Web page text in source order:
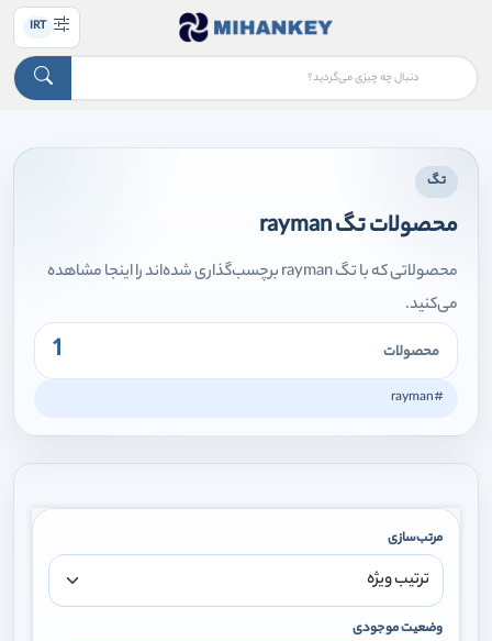
IRT
تگ
محصولات تگ rayman
محصولاتی که با تگ rayman برچسب‌گذاری شده‌اند را اینجا مشاهده
می‌کنید.
محصولات 1
#rayman
مرتب‌سازی
وضعیت موجودی